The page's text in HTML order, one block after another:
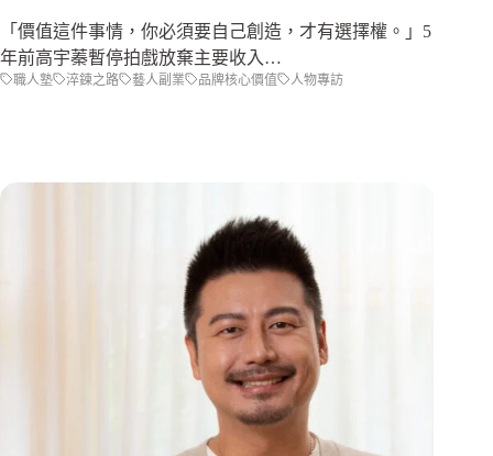
「價值這件事情，你必須要自己創造，才有選擇權。」5
年前高宇蓁暫停拍戲放棄主要收入…
職人塾 淬鍊之路 藝人副業 品牌核心價值 人物專訪